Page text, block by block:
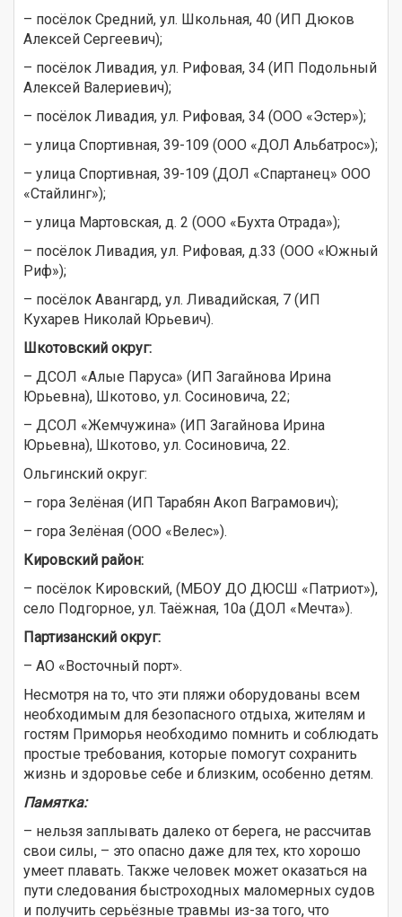
– посёлок Средний, ул. Школьная, 40 (ИП Дюков
Алексей Сергеевич);
– посёлок Ливадия, ул. Рифовая, 34 (ИП Подольный
Алексей Валериевич);
– посёлок Ливадия, ул. Рифовая, 34 (ООО «Эстер»);
– улица Спортивная, 39-109 (ООО «ДОЛ Альбатрос»);
– улица Спортивная, 39-109 (ДОЛ «Спартанец» ООО
«Стайлинг»);
– улица Мартовская, д. 2 (ООО «Бухта Отрада»);
– посёлок Ливадия, ул. Рифовая, д.33 (ООО «Южный
Риф»);
– посёлок Авангард, ул. Ливадийская, 7 (ИП
Кухарев Николай Юрьевич).
Шкотовский округ:
– ДСОЛ «Алые Паруса» (ИП Загайнова Ирина
Юрьевна), Шкотово, ул. Сосиновича, 22;
– ДСОЛ «Жемчужина» (ИП Загайнова Ирина
Юрьевна), Шкотово, ул. Сосиновича, 22.
Ольгинский округ:
– гора Зелёная (ИП Тарабян Акоп Ваграмович);
– гора Зелёная (ООО «Велес»).
Кировский район:
– посёлок Кировский, (МБОУ ДО ДЮСШ «Патриот»),
село Подгорное, ул. Таёжная, 10а (ДОЛ «Мечта»).
Партизанский округ:
– АО «Восточный порт».
Несмотря на то, что эти пляжи оборудованы всем
необходимым для безопасного отдыха, жителям и
гостям Приморья необходимо помнить и соблюдать
простые требования, которые помогут сохранить
жизнь и здоровье себе и близким, особенно детям.
Памятка:
– нельзя заплывать далеко от берега, не рассчитав
свои силы, – это опасно даже для тех, кто хорошо
умеет плавать. Также человек может оказаться на
пути следования быстроходных маломерных судов
и получить серьёзные травмы из-за того, что